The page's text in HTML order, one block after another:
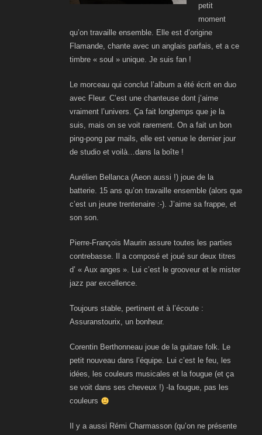
petit
moment
qu’on travaille ensemble. Elle est d’origine
Flamande, chante avec un anglais parfais, et a ce
timbre « soul » unique. Je suis fan !
Le morceau qui conclut l’album a été écrit en duo
avec Fleur. C’est une chanteuse dont j’aime
vraiment l’univers. Ça fait longtemps que je la
suis, mais on se voit rarement. On a fait un bon
ping-pong par mails, elle est venue le dernier jour
de studio et voilà…dans la boîte !
Aurélien Bellanca (Aeon aussi !) joue de la
batterie. 15 ans qu’on travaille ensemble (alors que
c’est un jeune trentenaire :-). J’aime sa frappe, et
son son.
Pierre-François Maurin assure toutes les parties
contrebasse. Il a composé et joué sur deux titres
d’ « Aux anges ». Lui c’est le grooveur et le mister
jazz par excellence.
Toujours stable, pertinent et à l’écoute :
Assuranstourix, un bonheur.
Corentin Berthonneau joue de la guitare folk. Le
petit nouveau dans l’équipe. Lui c’est le feu, les
idées, les couleurs musicales et la fougue (et ça
se voit dans ses cheveux !) -la fougue, pas les
couleurs
Il y a aussi Rémi Charmasson (qu’on ne présente